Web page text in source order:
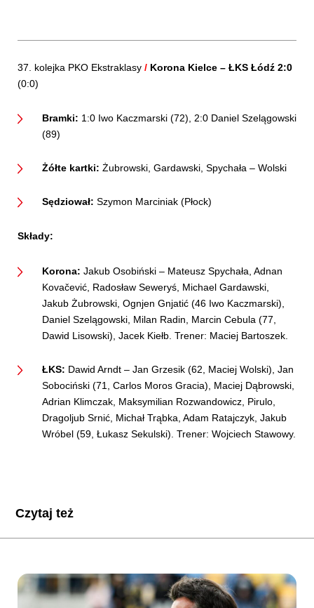
37. kolejka PKO Ekstraklasy / Korona Kielce – ŁKS Łódź 2:0
(0:0)
Bramki: 1:0 Iwo Kaczmarski (72), 2:0 Daniel Szelągowski
(89)
Żółte kartki: Żubrowski, Gardawski, Spychała – Wolski
Sędziował: Szymon Marciniak (Płock)
Składy:
Korona: Jakub Osobiński – Mateusz Spychała, Adnan
Kovačević, Radosław Seweryś, Michael Gardawski,
Jakub Żubrowski, Ognjen Gnjatić (46 Iwo Kaczmarski),
Daniel Szelągowski, Milan Radin, Marcin Cebula (77,
Dawid Lisowski), Jacek Kiełb. Trener: Maciej Bartoszek.
ŁKS: Dawid Arndt – Jan Grzesik (62, Maciej Wolski), Jan
Sobociński (71, Carlos Moros Gracia), Maciej Dąbrowski,
Adrian Klimczak, Maksymilian Rozwandowicz, Pirulo,
Dragoljub Srnić, Michał Trąbka, Adam Ratajczyk, Jakub
Wróbel (59, Łukasz Sekulski). Trener: Wojciech Stawowy.
Czytaj też